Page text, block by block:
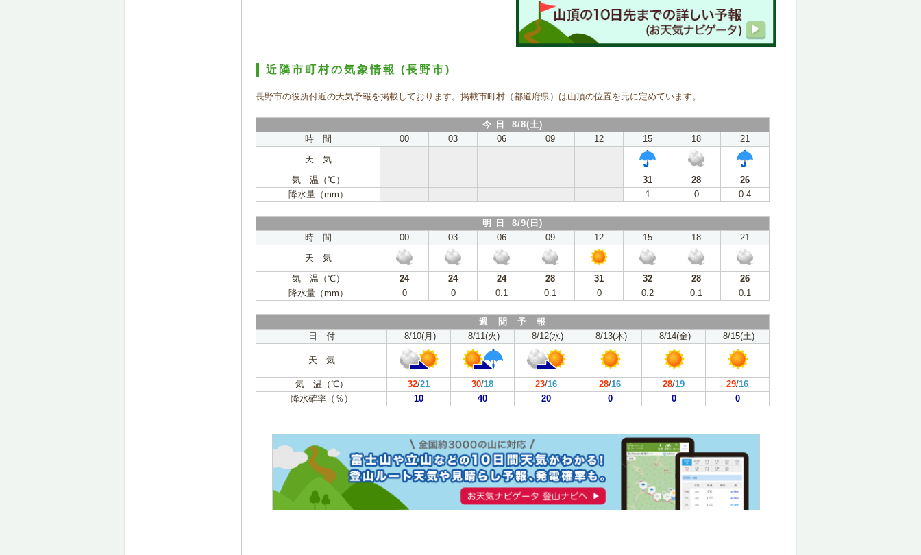
近隣市町村の気象情報 (長野市)
長野市の役所付近の天気予報を掲載しております。掲載市町村（都道府県）は山頂の位置を元に定めています。
今 日 8/8(土)
時 間
00 03 06 09 12 15 18
21
天 気
気 温（℃）
31 28
26
降水量（mm）
1 0 0.4
明 日 8/9(日)
時 間
00 03 06 09 12 15 18
21
天 気
気 温（℃）
24 24 24 28 31 32 28
26
降水量（mm）
0 0 0.1 0.1 0 0.2 0.1 0.1
週 間 予 報
日 付
8/10(月) 8/11(火) 8/12(水) 8/13(木) 8/14(金) 8/15(土)
天 気
気 温（℃） 32/21 30/18 23/16 28/16 28/19 29/16
降水確率（％）
10 40 20 0 0 0